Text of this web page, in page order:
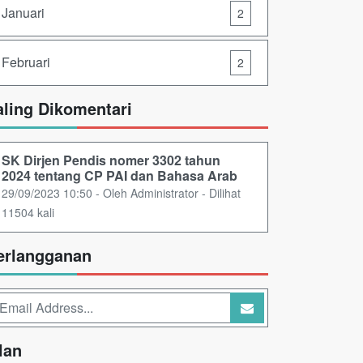
Januari 2
Februari 2
Dikomentari
SK Dirjen Pendis nomer 3302 tahun
2024 tentang CP PAI dan Bahasa Arab
29/09/2023 10:50 - Oleh Administrator - Dilihat
11504 kali